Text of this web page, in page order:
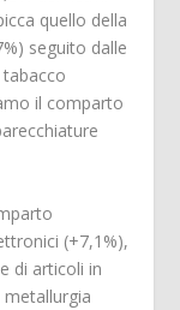
quello della
seguito dalle
il comparto
(+7,1%),
di articoli in